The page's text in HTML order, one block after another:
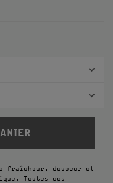
fraîcheur, douceur et
Toutes ces